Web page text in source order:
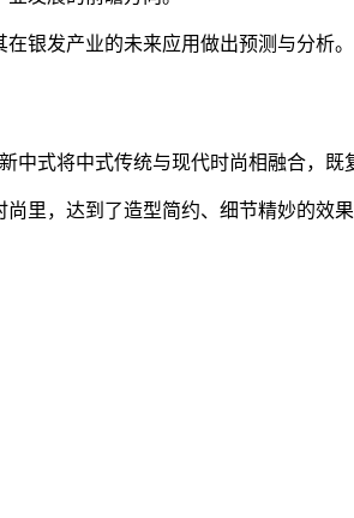
银发产业的未来应用做出预测与分析。
中式将中式传统与现代时尚相融合，既
里，达到了造型简约、细节精妙的效